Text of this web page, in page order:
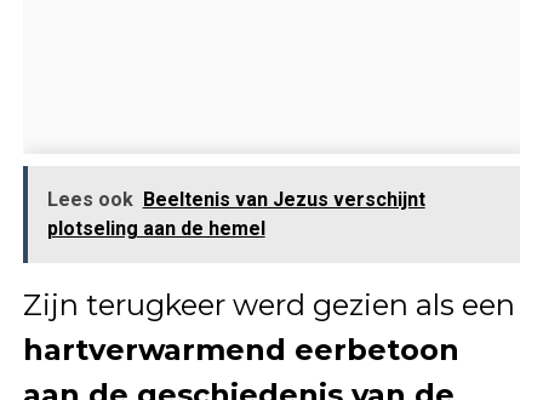
Lees ook Beeltenis van Jezus verschijnt
plotseling aan de hemel
Zijn terugkeer werd gezien als een
hartverwarmend eerbetoon